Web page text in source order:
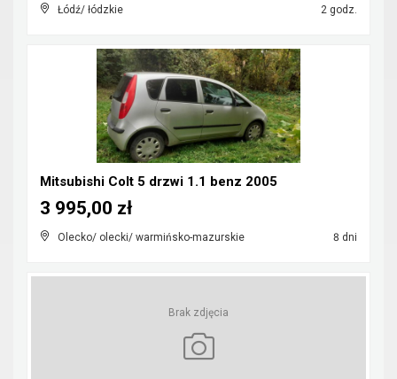
Łódź/ łódzkie 2 godz.
Mitsubishi Colt 5 drzwi 1.1 benz 2005
Olecko/ olecki/ warmińsko-mazurskie 8 dni
3 995,00 zł
Brak zdjęcia